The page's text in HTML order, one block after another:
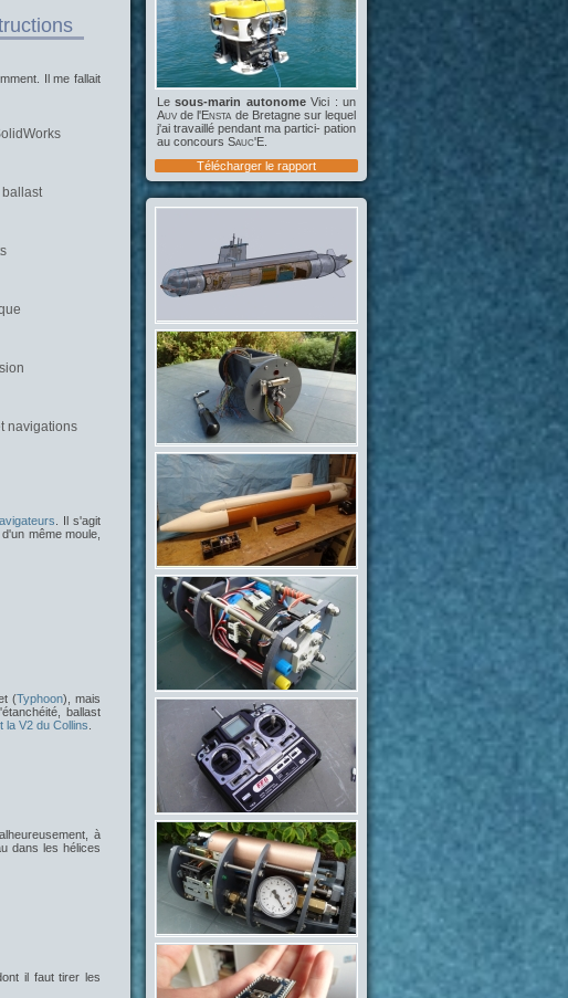
Lesous-marin autonomeVici : un
Auv de l'Ensta de Bretagne sur lequel
j'ai travaillé pendant ma partici- pation
au concours Sauc'E
Télécharger le rapport
Il me fallait
ballast
navigations
. Il s'agit
même moule,
(Typhoon), mais
ballast
la V2 du Collins
à
dans les hélices
il faut tirer les